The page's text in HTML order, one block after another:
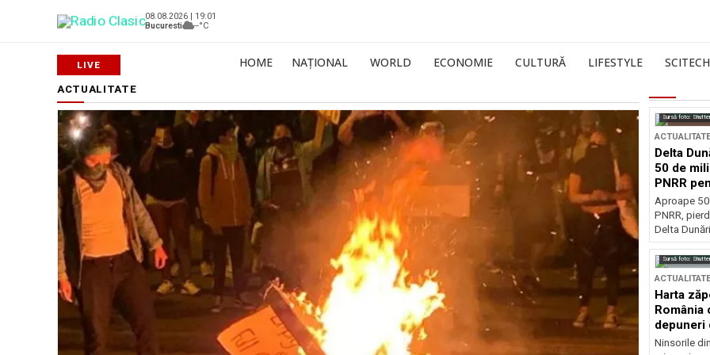
08.08.2026 | 19:01
Bucuresti
--°C
HOME NAȚIONAL WORLD ECONOMIE CULTURĂ LIFESTYLE SCITECH
ACTUALITATE
Sursă foto:
Delta
50 de
PNRR
esențiale
Aproape
PNRR,
Delta
Sursă foto:
Harta
România
depuneri
Ninsorile